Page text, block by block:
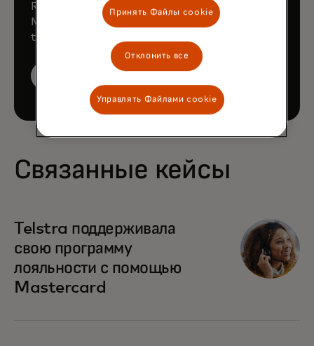
Request a personalized demo to learn how
Mastercard can enhance your business
through our products and services.
Связанные кейсы
Telstra поддерживала
свою программу
лояльности с помощью
Mastercard
Принять Файлы cookie
Отклонить все
Управлять Файлами cookie